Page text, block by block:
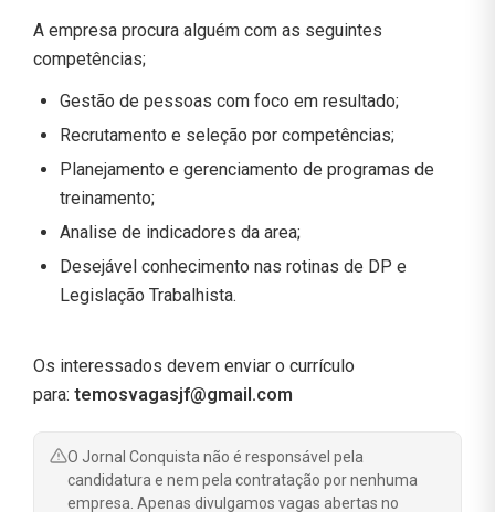
A empresa procura alguém com as seguintes
competências;
Gestão de pessoas com foco em resultado;
Recrutamento e seleção por competências;
Planejamento e gerenciamento de programas de
treinamento;
Analise de indicadores da area;
Desejável conhecimento nas rotinas de DP e
Legislação Trabalhista.
Os interessados devem enviar o currículo
para: temosvagasjf@gmail.com
O Jornal Conquista não é responsável pela
candidatura e nem pela contratação por nenhuma
empresa. Apenas divulgamos vagas abertas no